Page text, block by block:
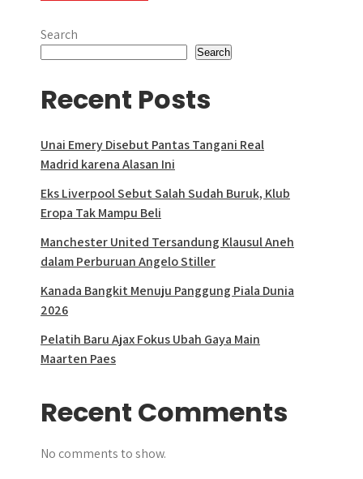
Search
Search
Recent Posts
Unai Emery Disebut Pantas Tangani Real
Madrid karena Alasan Ini
Eks Liverpool Sebut Salah Sudah Buruk, Klub
Eropa Tak Mampu Beli
Manchester United Tersandung Klausul Aneh
dalam Perburuan Angelo Stiller
Kanada Bangkit Menuju Panggung Piala Dunia
2026
Pelatih Baru Ajax Fokus Ubah Gaya Main
Maarten Paes
Recent Comments
No comments to show.